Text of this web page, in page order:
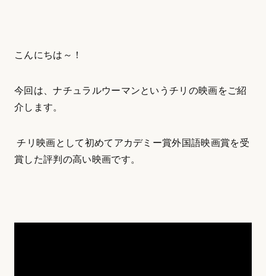
こんにちは～！
今回は、ナチュラルウーマンというチリの映画をご紹
介します。
チリ映画として初めてアカデミー賞外国語映画賞を受
賞した評判の高い映画です。